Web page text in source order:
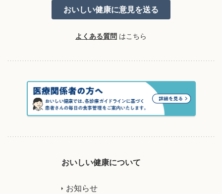
よくある質問 はこちら
おいしい健康について
お知らせ